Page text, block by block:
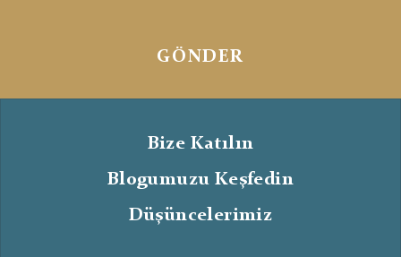
GÖNDER
Bize Katılın
Blogumuzu Keşfedin
Düşüncelerimiz